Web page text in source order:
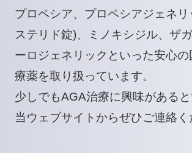
プロペシア、 プロペシアジェネ
ステリド錠)、 ミノキシジル、 ザ
ーロジェネリック といった安心
療薬を取り扱っています。
少しでもAGA治療に興味があると
当ウェブサイトからぜひご連絡く